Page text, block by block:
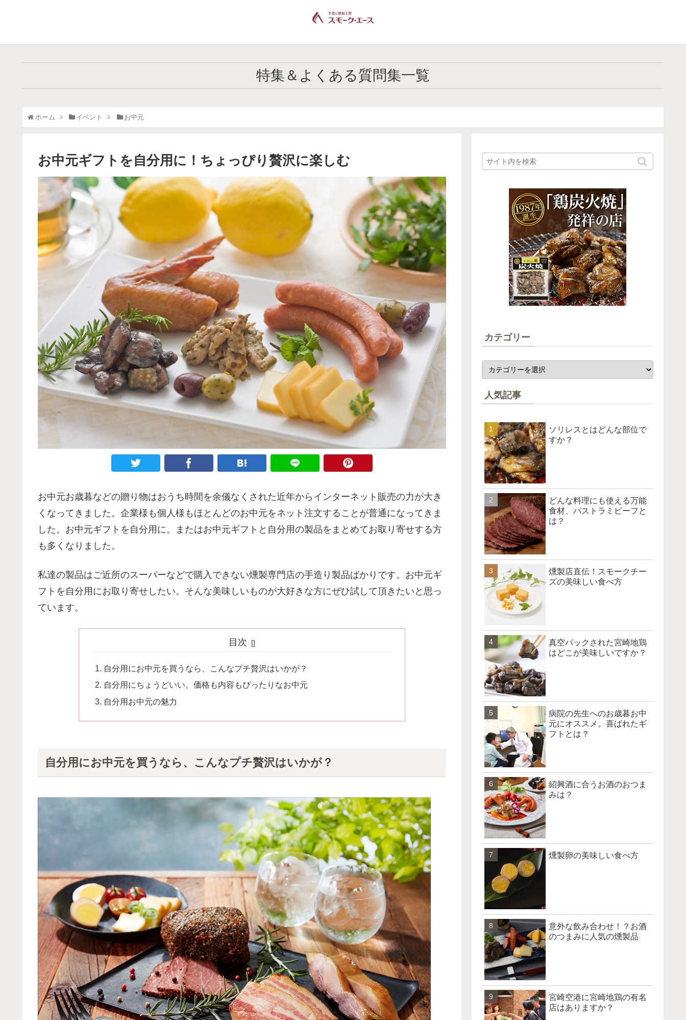
特集＆よくある質問集一覧
ホーム イベント お中元
お中元ギフトを自分用に！ちょっぴり贅沢に楽しむ
お中元お歳暮などの贈り物はおうち時間を余儀なくされた近年からインターネット販売の力が大き
くなってきました。企業様も個人様もほとんどのお中元をネット注文することが普通になってきま
した。お中元ギフトを自分用に。またはお中元ギフトと自分用の製品をまとめてお取り寄せする方
も多くなりました。
私達の製品はご近所のスーパーなどで購入できない燻製専門店の手造り製品ばかりです。お中元ギ
フトを自分用にお取り寄せしたい。そんな美味しいものが大好きな方にぜひ試して頂きたいと思っ
ています。
目次
自分用にお中元を買うなら、こんなプチ贅沢はいかが？
自分用にちょうどいい。価格も内容もぴったりなお中元
自分用お中元の魅力
自分用にお中元を買うなら、こんなプチ贅沢はいかが？
カテゴリー
人気記事
ソリレスとはどんな部位で
すか？
どんな料理にも使える万能
食材、パストラミビーフと
は？
燻製店直伝！スモークチー
ズの美味しい食べ方
真空パックされた宮崎地鶏
はどこが美味しいですか？
病院の先生へのお歳暮お中
元にオススメ。喜ばれたギ
フトとは？
紹興酒に合うお酒のおつま
みは？
燻製卵の美味しい食べ方
意外な飲み合わせ！？お酒
のつまみに人気の燻製品
宮崎空港に宮崎地鶏の有名
店はありますか？